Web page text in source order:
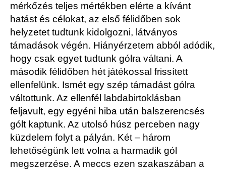
mérkőzés teljes mértékben elérte a kívánt
hatást és célokat, az első félidőben sok
helyzetet tudtunk kidolgozni, látványos
támadások végén. Hiányérzetem abból adódik,
hogy csak egyet tudtunk gólra váltani. A
második félidőben hét játékossal frissített
ellenfelünk. Ismét egy szép támadást gólra
váltottunk. Az ellenfél labdabirtoklásban
feljavult, egy egyéni hiba után balszerencsés
gólt kaptunk. Az utolsó húsz perceben nagy
küzdelem folyt a pályán. Két – három
lehetőségünk lett volna a harmadik gól
megszerzése. A meccs ezen szakaszában a